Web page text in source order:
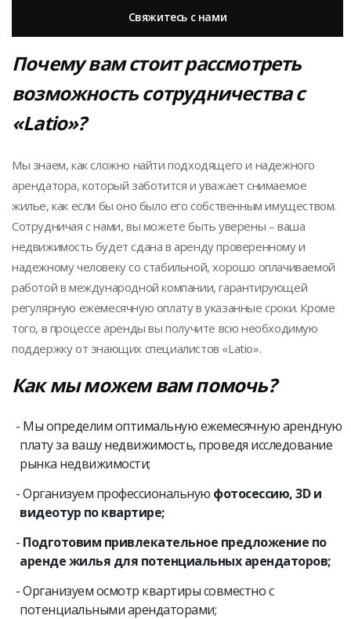
Свяжитесь с нами
Почему вам стоит рассмотреть
возможность сотрудничества с
«Latio»?
Мы знаем, как сложно найти подходящего и надежного
арендатора, который заботится и уважает снимаемое
жилье, как если бы оно было его собственным имуществом.
Сотрудничая с нами, вы можете быть уверены – ваша
недвижимость будет сдана в аренду проверенному и
надежному человеку со стабильной, хорошо оплачиваемой
работой в международной компании, гарантирующей
регулярную ежемесячную оплату в указанные сроки. Кроме
того, в процессе аренды вы получите всю необходимую
поддержку от знающих специалистов «Latio».
Как мы можем вам помочь?
Мы определим оптимальную ежемесячную арендную
плату за вашу недвижимость, проведя исследование
рынка недвижимости;
Организуем профессиональную фотосессию, 3D и
видеотур по квартире;
Подготовим привлекательное предложение по
аренде жилья для потенциальных арендаторов;
Организуем осмотр квартиры совместно с
потенциальными арендаторами;